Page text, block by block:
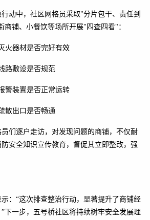
动中，社区网格员采取"分片包干、责任到
商铺、小餐饮等场所开展"四查四看"：
火器材是否完好有效
路敷设是否规范
警装置是否正常运转
散出口是否畅通
们逐户走访，对发现问题的商铺，不仅耐
安全知识宣传教育，督促其立即整改，强
：“这次排查整治行动，显著提升了商铺经
下一步，五号桥社区将持续树牢安全发展理